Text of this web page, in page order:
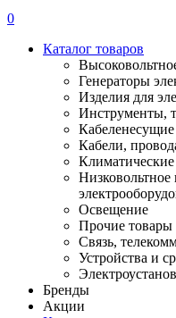
0
Каталог товаров
Генераторы
Изделия для
Инструменты,
Кабели,
Освещение
Прочие товары
Связь,
Устройства и
Бренды
Акции